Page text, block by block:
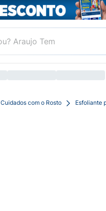
Cuidados com o Rosto Esfoliante